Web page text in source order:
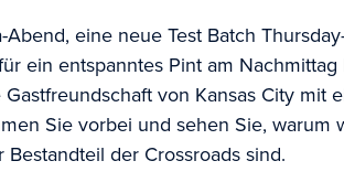
eine neue Test Batch
ein entspanntes Pint am Nachmittag
von Kansas City mit
Sie vorbei und sehen Sie, warum
der Crossroads sind.